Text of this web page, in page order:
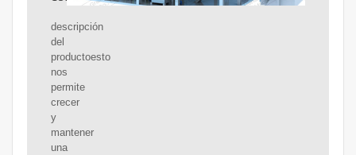
descripción
del
productoesto
nos
permite
crecer
y
mantener
una